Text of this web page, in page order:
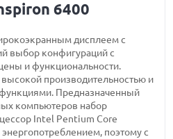
6400
дисплеем с
выбор конфигураций с
и функциональности.
высокой производительностью и
Предназначенный
компьютеров набор
Intel Pentium Core
поэтому с